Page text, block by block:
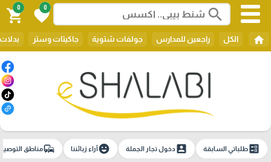
search
0
favorite
0
shopping_cart
home الكل راجعين للمدارس جولفات شتوية جاكيتات وستر
ballotطلباتي السابقة account_boxدخول تجار الجملة emoji_emotionsآراء زبائننا commuteمناطق